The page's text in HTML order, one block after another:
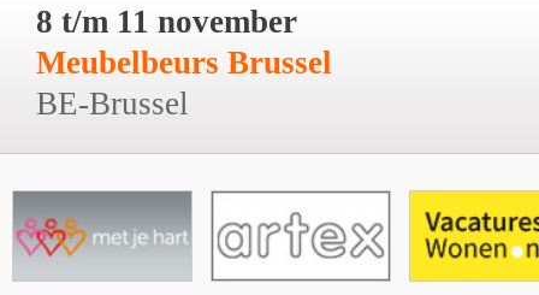
8 t/m 11 november
Meubelbeurs Brussel
BE-Brussel